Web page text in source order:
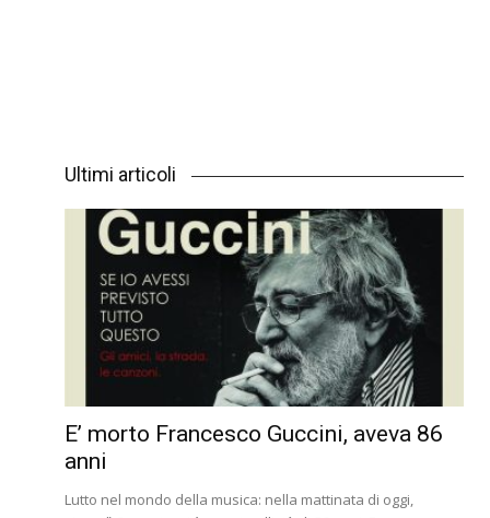
Ultimi articoli
E’ morto Francesco Guccini, aveva 86
anni
Lutto nel mondo della musica: nella mattinata di oggi,